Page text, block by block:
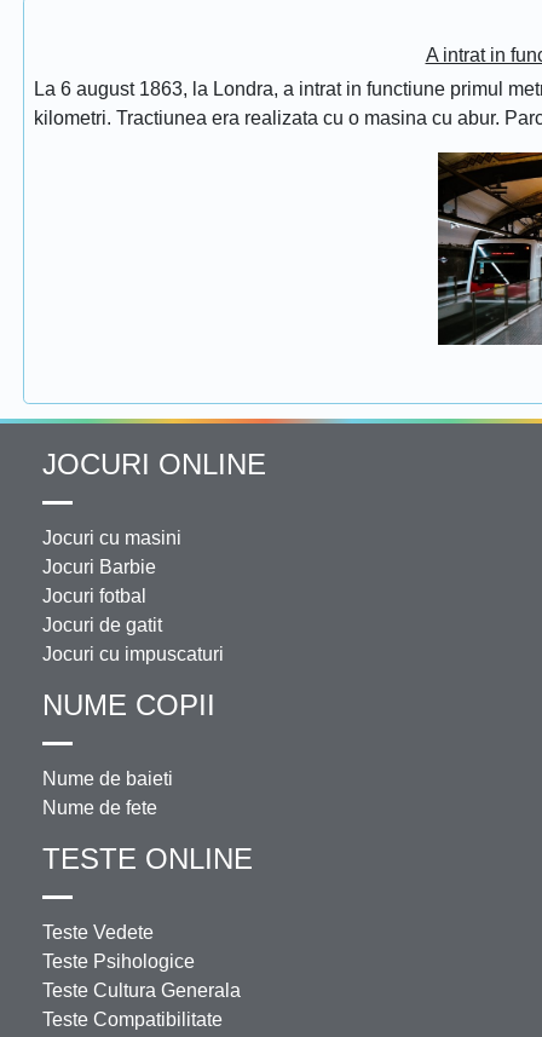
A intrat in
La 6 august 1863, la Londra, a intrat in functiune primul
kilometri. Tractiunea era realizata cu o masina cu abur.
JOCURI ONLINE
Jocuri cu masini
Jocuri Barbie
Jocuri fotbal
Jocuri de gatit
Jocuri cu impuscaturi
NUME COPII
Nume de baieti
Nume de fete
TESTE ONLINE
Teste Vedete
Teste Psihologice
Teste Cultura Generala
Teste Compatibilitate